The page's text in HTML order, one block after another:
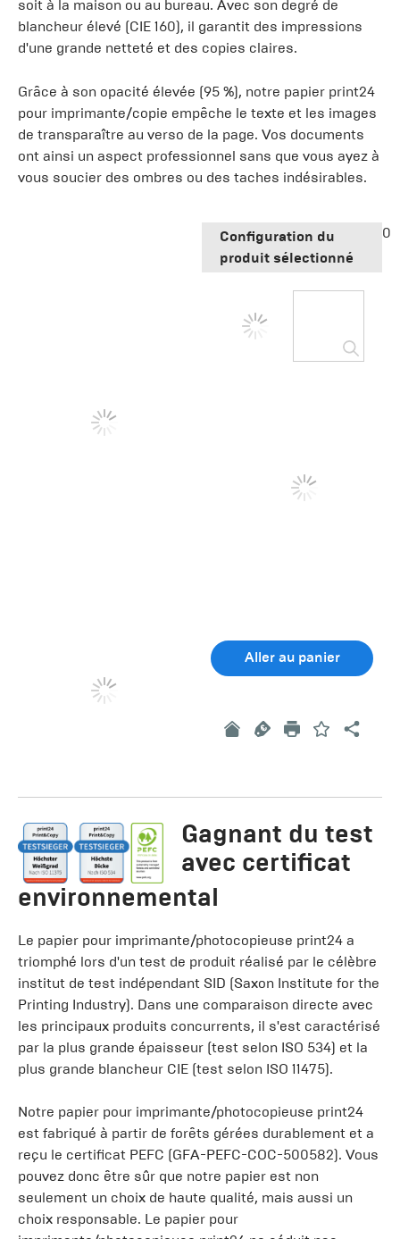
soit à la maison ou au bureau. Avec son degré de
blancheur élevé (CIE 160), il garantit des impressions
d'une grande netteté et des copies claires.
Grâce à son opacité élevée (95 %), notre papier print24
pour imprimante/copie empêche le texte et les images
de transparaître au verso de la page. Vos documents
ont ainsi un aspect professionnel sans que vous ayez à
vous soucier des ombres ou des taches indésirables.
Configuration du
produit sélectionné
Aller au panier
0
Gagnant du test
avec certificat
environnemental
Le papier pour imprimante/photocopieuse print24 a
triomphé lors d'un test de produit réalisé par le célèbre
institut de test indépendant SID (Saxon Institute for the
Printing Industry). Dans une comparaison directe avec
les principaux produits concurrents, il s'est caractérisé
par la plus grande épaisseur (test selon ISO 534) et la
plus grande blancheur CIE (test selon ISO 11475).
Notre papier pour imprimante/photocopieuse print24
est fabriqué à partir de forêts gérées durablement et a
reçu le certificat PEFC (GFA-PEFC-COC-500582). Vous
pouvez donc être sûr que notre papier est non
seulement un choix de haute qualité, mais aussi un
choix responsable. Le papier pour